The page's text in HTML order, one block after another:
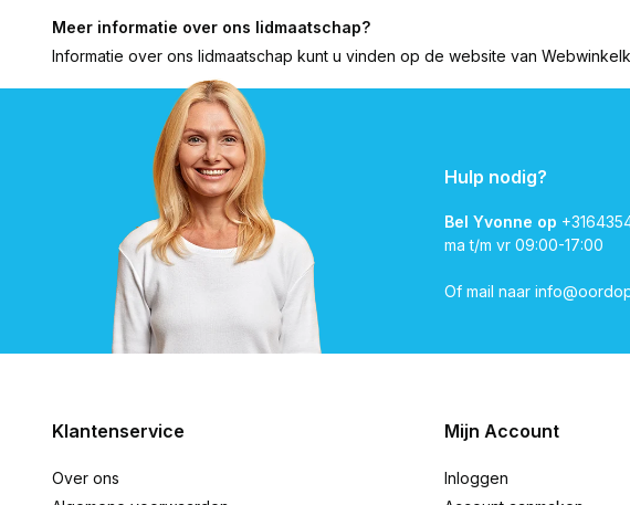
Meer informatie over ons lidmaatschap?
Informatie over ons lidmaatschap kunt u vinden op de website van
Hulp nodig?
Bel Yvonne op
ma t/m vr 09:00-17:00
Of mail naar
Klantenservice
Over ons
Mijn Account
Inloggen